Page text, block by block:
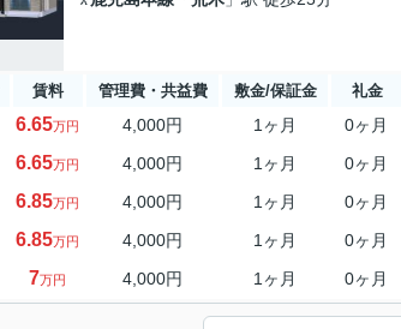
賃料 管理費・共益費 敷金/保証金 礼金
6.65万円 4,000円 1ヶ月 0ヶ月
6.65万円 4,000円 1ヶ月 0ヶ月
6.85万円 4,000円 1ヶ月 0ヶ月
6.85万円 4,000円 1ヶ月 0ヶ月
7万円 4,000円 1ヶ月 0ヶ月